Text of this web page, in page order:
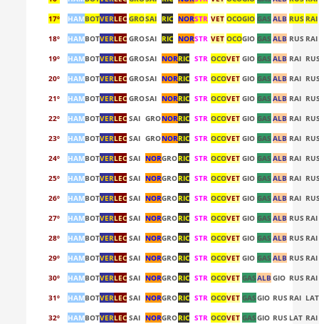
17º
HAMBOTVERLEC GROSAI RIC NORSTR VET OCOGIO GAS ALB RUS RAI
18º
HAMBOTVERLEC GROSAI RIC NORSTR VET OCOGIO GAS ALB RUS RAI
19º
HAMBOTVERLEC GROSAI NORRIC STR OCOVET GIO GAS ALB RAI
20º
HAMBOTVERLEC GROSAI NORRIC STR OCOVET GIO GAS ALB RAI
21º
HAMBOTVERLEC GROSAI NORRIC STR OCOVET GIO GAS ALB RAI
22º
HAMBOTVERLEC SAI GRONORRIC STR OCOVET GIO GAS ALB RAI
23º
HAMBOTVERLEC SAI GRONORRIC STR OCOVET GIO GAS ALB RAI
24º
HAMBOTVERLEC SAI NORGRORIC STR OCOVET GIO GAS ALB RAI
25º
HAMBOTVERLEC SAI NORGRORIC STR OCOVET GIO GAS ALB RAI
26º
HAMBOTVERLEC SAI NORGRORIC STR OCOVET GIO GAS ALB RAI
27º
HAMBOTVERLEC SAI NORGRORIC STR OCOVET GIO GAS ALB RUS RAI
28º
HAMBOTVERLEC SAI NORGRORIC STR OCOVET GIO GAS ALB RUS RAI
29º
HAMBOTVERLEC SAI NORGRORIC STR OCOVET GIO GAS ALB RUS RAI
30º
HAMBOTVERLEC SAI NORGRORIC STR OCOVET GASALB GIO RUS RAI
31º
HAMBOTVERLEC SAI NORGRORIC STR OCOVET GASGIO RUS RAI LAT
32º
HAMBOTVERLEC SAI NORGRORIC STR OCOVET GASGIO RUS LAT RAI